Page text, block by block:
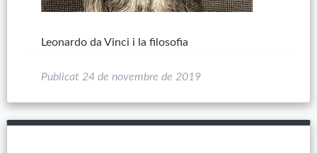
Leonardo da Vinci i la filosofia
Publicat 24 de novembre de 2019